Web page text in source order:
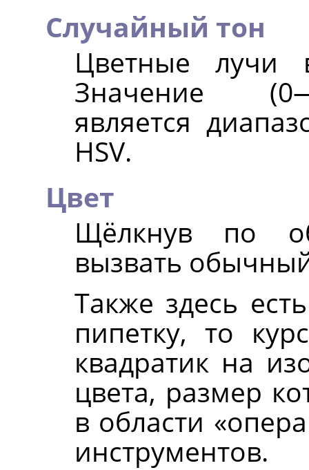
Случайный тон
Цветные лучи
Значение
является
HSV.
Цвет
Щёлкнув по
вызвать
Также здесь
пипетку, то
квадратик на
цвета, размер
в области
инструментов.